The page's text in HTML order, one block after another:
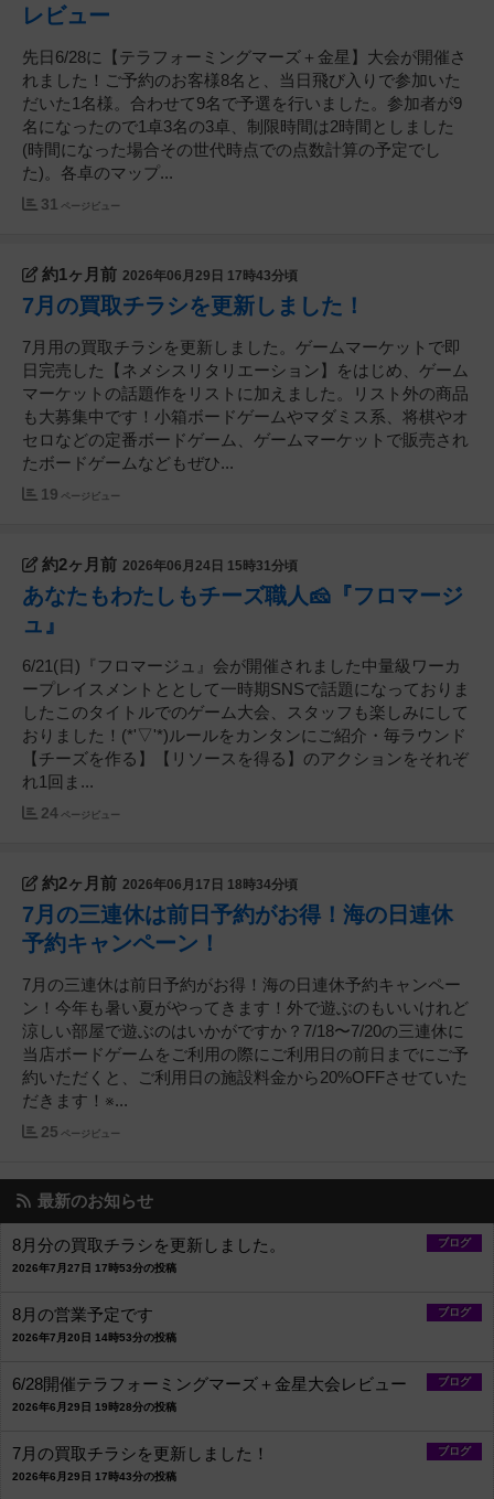
レビュー
先日6/28に【テラフォーミングマーズ＋金星】大会が開催さ
れました！ご予約のお客様8名と、当日飛び入りで参加いた
だいた1名様。合わせて9名で予選を行いました。参加者が9
名になったので1卓3名の3卓、制限時間は2時間としました
(時間になった場合その世代時点での点数計算の予定でし
た)。各卓のマップ...
31 ページビュー
約1ヶ月前 2026年06月29日 17時43分頃
7月の買取チラシを更新しました！
7月用の買取チラシを更新しました。ゲームマーケットで即
日完売した【ネメシスリタリエーション】をはじめ、ゲーム
マーケットの話題作をリストに加えました。リスト外の商品
も大募集中です！小箱ボードゲームやマダミス系、将棋やオ
セロなどの定番ボードゲーム、ゲームマーケットで販売され
たボードゲームなどもぜひ...
19 ページビュー
約2ヶ月前 2026年06月24日 15時31分頃
あなたもわたしもチーズ職人🧀『フロマージ
ュ』
6/21(日)『フロマージュ』会が開催されました中量級ワーカ
ープレイスメントととして一時期SNSで話題になっておりま
したこのタイトルでのゲーム大会、スタッフも楽しみにして
おりました！(*'▽'*)ルールをカンタンにご紹介・毎ラウンド
【チーズを作る】【リソースを得る】のアクションをそれぞ
れ1回ま...
24 ページビュー
約2ヶ月前 2026年06月17日 18時34分頃
7月の三連休は前日予約がお得！海の日連休
予約キャンペーン！
7月の三連休は前日予約がお得！海の日連休予約キャンペー
ン！今年も暑い夏がやってきます！外で遊ぶのもいいけれど
涼しい部屋で遊ぶのはいかがですか？7/18〜7/20の三連休に
当店ボードゲームをご利用の際にご利用日の前日までにご予
約いただくと、ご利用日の施設料金から20%OFFさせていた
だきます！※...
25 ページビュー
最新のお知らせ
ブログ
8月分の買取チラシを更新しました。
2026年7月27日 17時53分の投稿
ブログ
8月の営業予定です
2026年7月20日 14時53分の投稿
ブログ
6/28開催テラフォーミングマーズ＋金星大会レビュー
2026年6月29日 19時28分の投稿
ブログ
7月の買取チラシを更新しました！
2026年6月29日 17時43分の投稿